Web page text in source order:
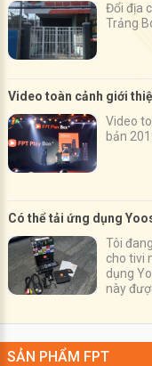
Đổi địa
Trảng
Video toàn cảnh giới
Video
bản
Có thể tải ứng dụng
Tôi
cho tivi
dụng
này
SẢN PHẨM FPT